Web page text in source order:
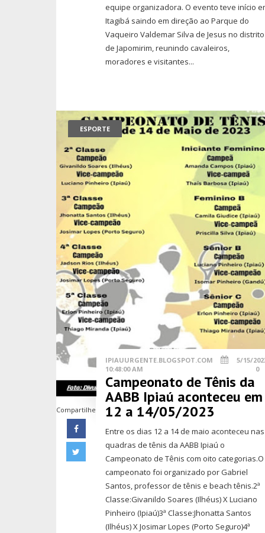
equipe organizadora. O evento teve início
Itagibá saindo em direção ao Parque do
Vaqueiro Valdemar Silva de Jesus no distrito
de Japomirim, reunindo cavaleiros,
moradores e visitantes...
ESPORTE
Compartilhe
IPIAUURGENTE.BLOGSPOT.COM
5/15/
10:48:00 AM
0
Campeonato de Tênis da
AABB Ipiaú aconteceu em
12 a 14/05/2023
Entre os dias 12 a 14 de maio aconteceu nas
quadras de tênis da AABB Ipiaú o
Campeonato de Tênis com oito categorias.O
campeonato foi organizado por Gabriel
Santos, professor de tênis e beach tênis.2ª
Classe:Givanildo Soares (Ilhéus) X Luciano
Pinheiro (Ipiaú)3ª Classe:Jhonatta Santos
(Ilhéus) X Josimar Lopes (Porto Seguro)4ª